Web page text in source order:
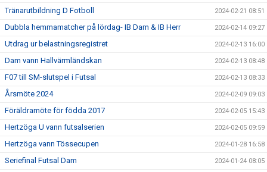
Tränarutbildning D Fotboll 2024-02-21 08:51
Dubbla hemmamatcher på lördag- IB Dam & IB Herr 2024-02-14 09:27
Utdrag ur belastningsregistret 2024-02-13 16:00
Dam vann Hallvärmländskan 2024-02-13 08:48
F07 till SM-slutspel i Futsal 2024-02-13 08:33
Årsmöte 2024 2024-02-09 09:03
Föräldramöte för födda 2017 2024-02-05 15:43
Hertzöga U vann futsalserien 2024-02-05 09:59
Hertzöga vann Tössecupen 2024-01-28 16:58
Seriefinal Futsal Dam 2024-01-24 08:05